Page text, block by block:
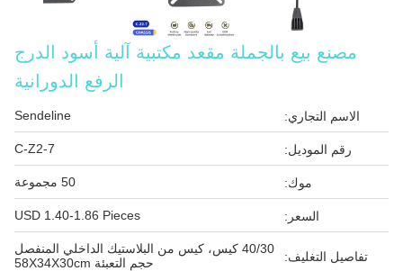
مصنع بيع بالجملة مقعد مكتبية آلية أسود الدرج
الرفع الدورانية
الاسم التجاري: Sendeline
رقم الموديل: C-Z2-7
موك: 50 مجموعة
السعر: USD 1.40-1.86 Pieces
تفاصيل التغليف:
40/30 كيس، كيس من البلاستيك الداخلي المنفصل
حجم التعبئة 58X34X30cm